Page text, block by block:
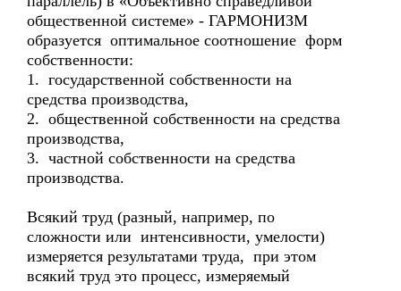
общественной системе» - ГАРМОНИЗМ
образуется оптимальное соотношение форм
собственности:
1. государственной собственности на
средства производства,
2. общественной собственности на средства
производства,
3. частной собственности на средства
производства.
Всякий труд (разный, например, по
сложности или интенсивности, умелости)
измеряется результатами труда, при этом
всякий труд это процесс, измеряемый